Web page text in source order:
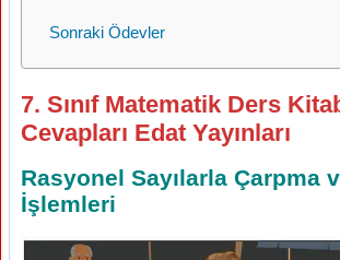
Sonraki Ödevler
7. Sınıf Matematik Ders
Cevapları Edat Yayınları
Rasyonel Sayılarla Çarpma
İşlemleri